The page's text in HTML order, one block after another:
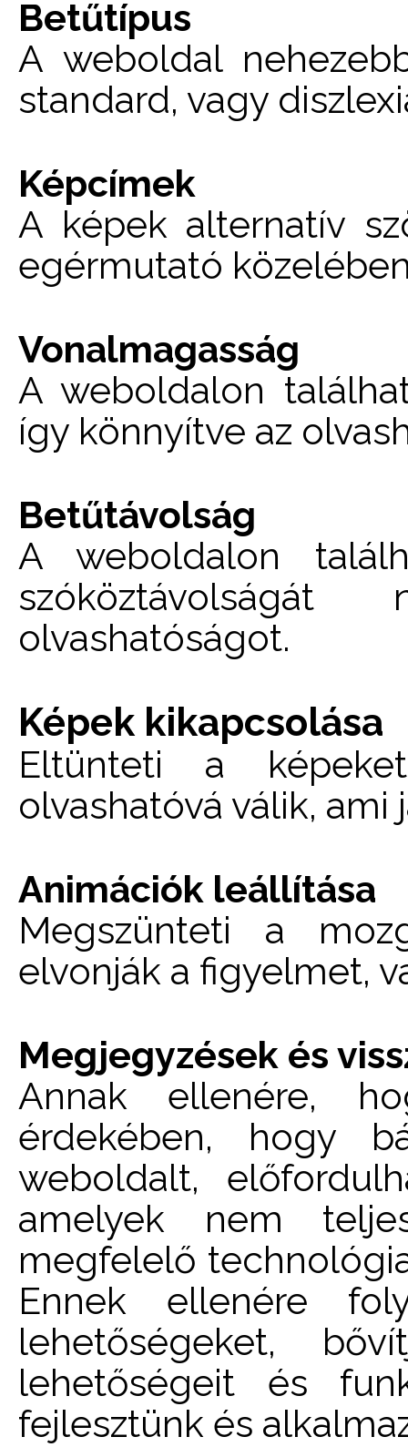
Betűtípus
A weboldal
standard, vagy
Képcímek
A képek alternatív
egérmutató
Vonalmagasság
A weboldalon
így könnyítve az
Betűtávolság
A weboldalon
olvashatóságot.
Képek kikapcsolása
Eltünteti a
olvashatóvá válik,
Animációk leállítása
Megszünteti a
elvonják a figyelmet,
Megjegyzések és
Annak ellenére,
érdekében, hogy
weboldalt,
amelyek nem
megfelelő
Ennek ellenére
lehetőségeket,
lehetőségeit és
fejlesztünk és